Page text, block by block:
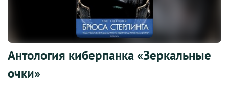
Антология киберпанка «Зеркальные
очки»